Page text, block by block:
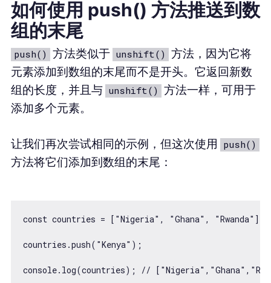
如何使用 push() 方法推送到数
组的末尾
push() 方法类似于 unshift() 方法，因为它将
元素添加到数组的末尾而不是开头。它返回新数
组的长度，并且与 unshift() 方法一样，可用于
添加多个元素。
让我们再次尝试相同的示例，但这次使用 push()
方法将它们添加到数组的末尾：
const countries = ["Nigeria", "Ghana", "Rwanda"];
countries.push("Kenya");
console.log(countries); //